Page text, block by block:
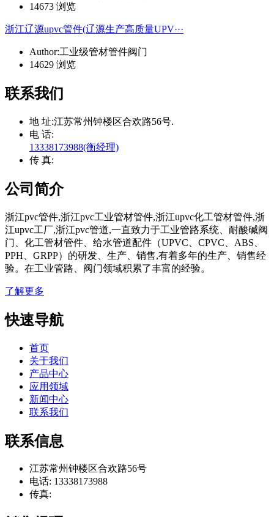
14673 浏览
浙江辽源upvc管件(辽源生产高质量UPV···
Author:工业级管材管件阀门
14629 浏览
联系我们
地 址:江苏常州钟楼区合欢路56号.
电 话:
13338173988(衡经理)
传 真:
公司简介
浙江pvc管件,浙江pvc工业管材管件,浙江upvc化工管材管件,浙
江upvc工厂,浙江pvc管道,一直致力于工业管路系统、耐酸碱阀
门、化工管材管件、给水管道配件（UPVC、CPVC、ABS、
PPH、GRPP）的研发、生产、销售,有着多年的生产、销售经
验。在工业管路、阀门领域积累了丰富的经验。
了解更多
快速导航
首页
关于我们
产品中心
应用领域
新闻中心
联系我们
联系信息
江苏常州钟楼区合欢路56号
电话: 13338173988
传真: